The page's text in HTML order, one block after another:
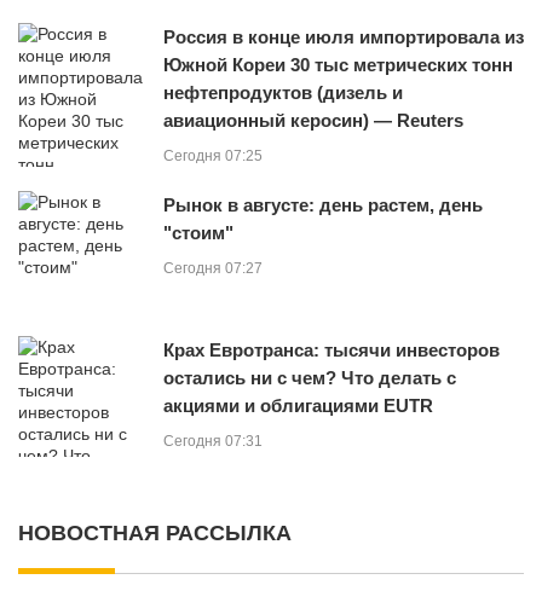
Россия в конце июля импортировала из
Южной Кореи 30 тыс метрических тонн
нефтепродуктов (дизель и
авиационный керосин) — Reuters
Сегодня 07:25
Рынок в августе: день растем, день
"стоим"
Сегодня 07:27
Крах Евротранса: тысячи инвесторов
остались ни с чем? Что делать с
акциями и облигациями EUTR
Сегодня 07:31
НОВОСТНАЯ РАССЫЛКА